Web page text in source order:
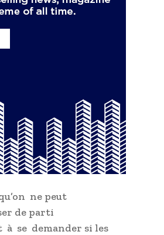
ne peut
de parti
se demander si les